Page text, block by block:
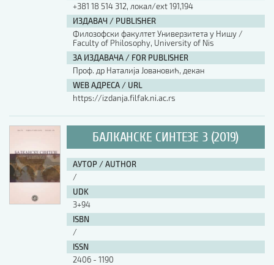
АУТОР / AUTHOR
ISSN
COBISS.SR-ID
+381 18 514 312, локал/ext 191,194
ИЗДАВАЧ / PUBLISHER
Филозофски факултет Универзитета у Нишу /
Faculty of Philosophy, University of Nis
ЗА ИЗДАВАЧА / FOR PUBLISHER
Проф. др Наталија Јовановић, декан
WEB АДРЕСА / URL
https://izdanja.filfak.ni.ac.rs
БАЛКАНСКЕ СИНТЕЗЕ 3 (2019)
АУТОР / AUTHOR
/
UDK
3+94
ISBN
/
ISSN
2406 - 1190